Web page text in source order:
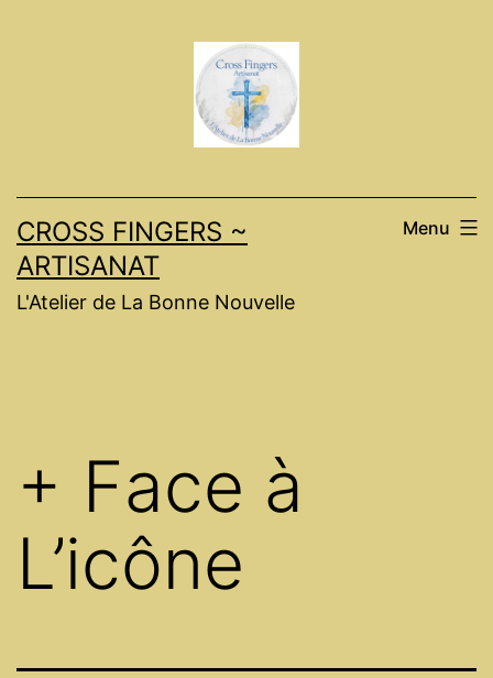
CROSS FINGERS ~
ARTISANAT
L'Atelier de La Bonne Nouvelle
Menu
+ Face à
L’icône